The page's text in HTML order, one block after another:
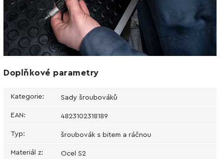
Doplňkové parametry
Kategorie: Sady šroubováků
EAN: 4823102318189
Typ: šroubovák s bitem a ráčnou
Materiál z: Ocel S2